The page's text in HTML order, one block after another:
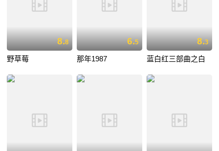
8.8
野草莓
6.5
那年1987
8.3
蓝白红三部曲之白